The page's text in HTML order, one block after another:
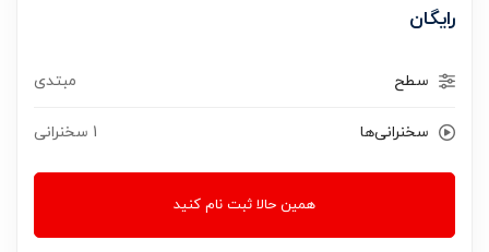
رایگان
سطح مبتدی
سخنرانی‌ها 1 سخنرانی‌
همین حالا ثبت نام کنید